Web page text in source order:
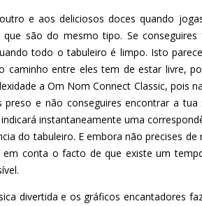
e aos deliciosos doces quando
são do mesmo tipo. Se
todo o tabuleiro é limpo. Isto
caminho entre eles tem de estar livre,
a Om Nom Connect Classic, pois
e não conseguires encontrar a
instantaneamente uma
do tabuleiro. E embora não precises
conta o facto de que existe um
divertida e os gráficos encantadores